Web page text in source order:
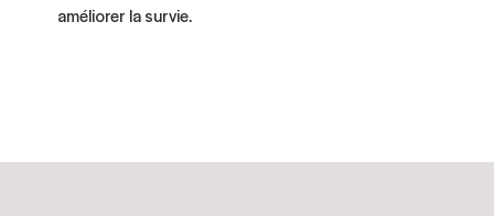
améliorer la survie.